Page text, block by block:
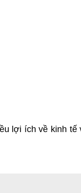
lợi ích về kinh tế